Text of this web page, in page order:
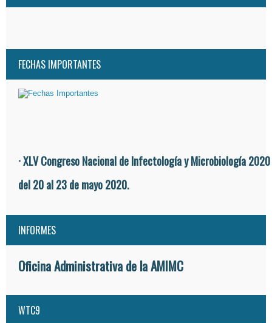
FECHAS IMPORTANTES
· XLV Congreso Nacional de Infectología y Microbiología 2020
del 20 al 23 de mayo 2020.
INFORMES
Oficina Administrativa de la AMIMC
WTC9